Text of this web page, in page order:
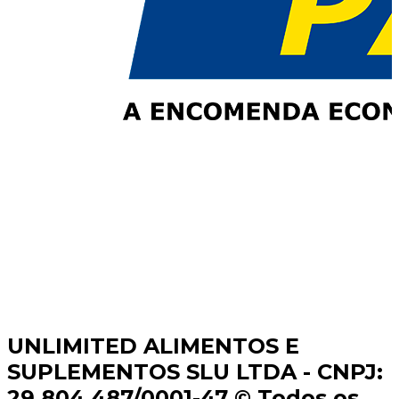
UNLIMITED ALIMENTOS E
SUPLEMENTOS SLU LTDA - CNPJ: